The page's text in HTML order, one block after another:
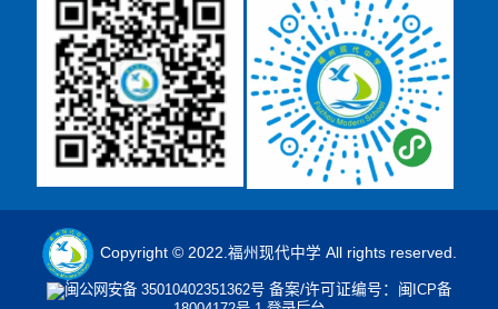
Copyright © 2022.福州现代中学 All rights reserved.
闽公网安备 35010402351362号 备案/许可证编号： 闽ICP备